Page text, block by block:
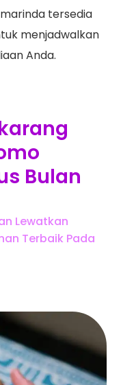
tersedia
menjadwalkan
Anda.
Bulan
Lewatkan
Terbaik Pada